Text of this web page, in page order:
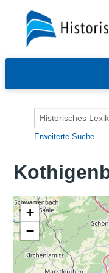
Erweiterte Suche
+
−